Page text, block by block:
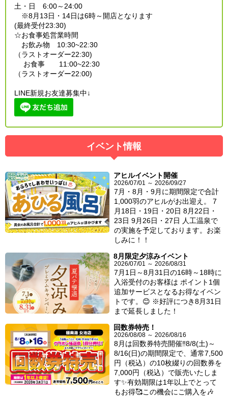
土・日 6:00～24:00
※8月13日・14日は6時～開店となります
(最終受付23:30)
☆お食事処営業時間
お飲み物 10:30~22:30
（ラストオーダー22:30)
お食事 11:00~22:30
（ラストオーダー22:00)
LINE新規お友達募集中↓
イベント情報
アヒルイベント開催
2026/07/01 ～ 2026/09/27
7月・8月・9月に期間限定で合計
1,000羽のアヒルがお出迎え。 7
月18日・19日・20日 8月22日・
23日 9月26日・27日 人工温泉で
の実施を予定しております。お楽
しみに！！
8月限定夕涼みイベント
2026/07/01 ～ 2026/08/31
7月1日～8月31日の16時～18時に
入浴受付のお客様は ポイント1個
追加サービスとなるお得なイベン
トです。😊 ※好評につき8月31日
まで延長しました！
回数券特売！
2026/08/08 ～ 2026/08/16
8月は回数券特売開催‼️8/8(土)～
8/16(日)の期間限定で、通常7,500
円（税込）の10枚綴りの回数券を
7,000円（税込）で販売いたしま
す✨有効期限は1年以上でとって
もお得🥰この機会にご購入を🎶